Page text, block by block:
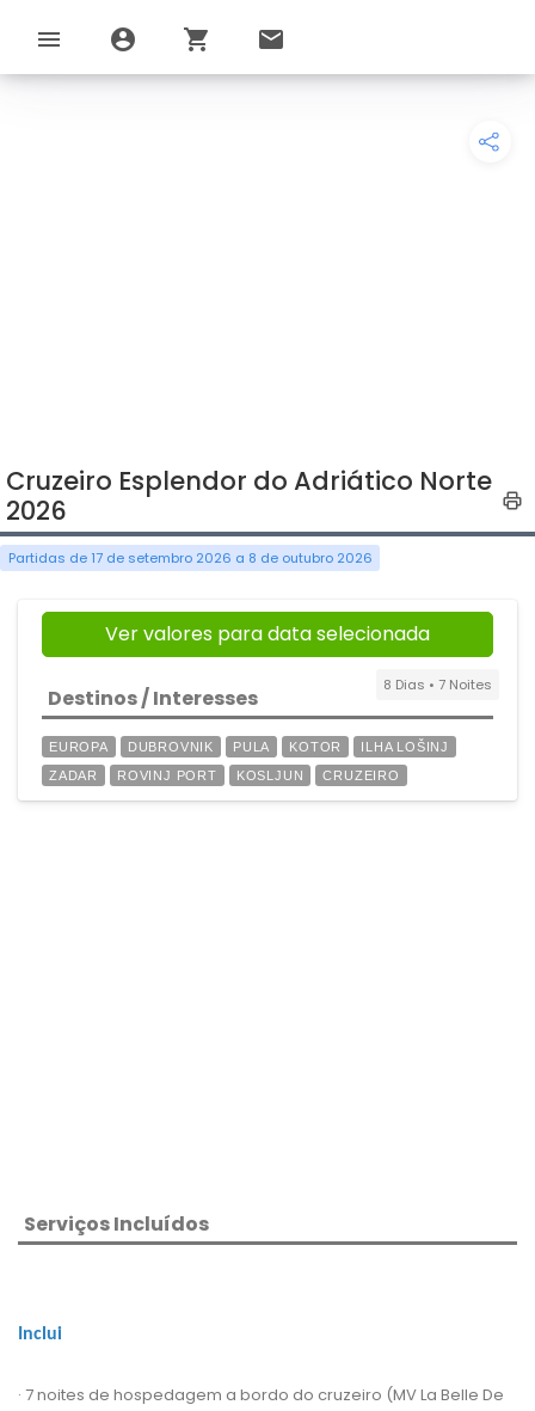
menu account_circle shopping_cart email
Cruzeiro Esplendor do Adriático Norte
2026
Partidas de 17 de setembro 2026 a 8 de outubro 2026
Ver valores para data selecionada
8 Dias • 7 Noites
Destinos / Interesses
EUROPA DUBROVNIK PULA KOTOR
ILHA LOŠINJ
ZADAR
ROVINJ PORT KOSLJUN CRUZEIRO
Serviços Incluídos
Inclui
· 7 noites de hospedagem a bordo do cruzeiro (MV La Belle De